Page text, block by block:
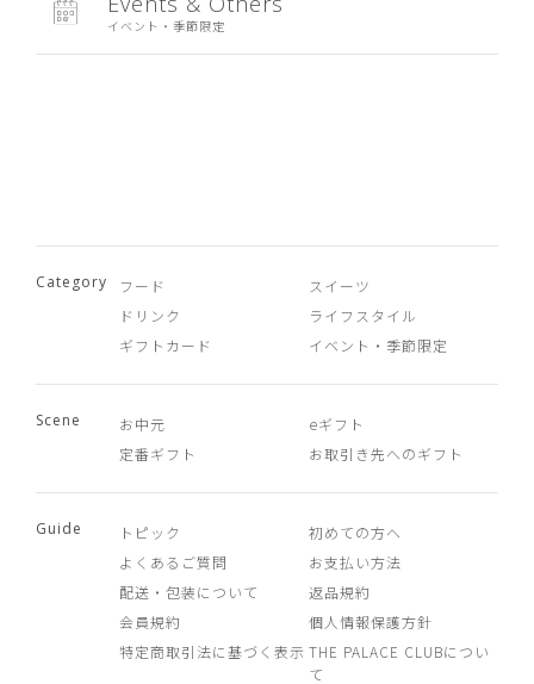
イベント・季節限定
Category フード
スイーツ
ドリンク
ライフスタイル
ギフトカード
イベント・季節限定
Scene お中元
eギフト
定番ギフト
お取引き先へのギフト
Guide トピック
初めての方へ
よくあるご質問
お支払い方法
配送・包装について
返品規約
会員規約
個人情報保護方針
特定商取引法に基づく表示 THE PALACE CLUBについ
て